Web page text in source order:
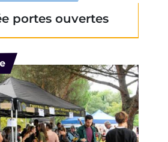
portes ouvertes